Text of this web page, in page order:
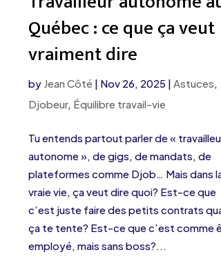
Québec : ce que ça veut
vraiment dire
by Jean Côté | Nov 26, 2025| Astuces,
Djobeur, Équilibre travail-vie
Tu entends partout parler de «
autonome », de gigs, de mandats, de
plateformes comme Djob… Mais dans
vraie vie, ça veut dire quoi? Est-ce que
c’est juste faire des petits contrats
ça te tente? Est-ce que c’est comme
employé, mais sans boss?...